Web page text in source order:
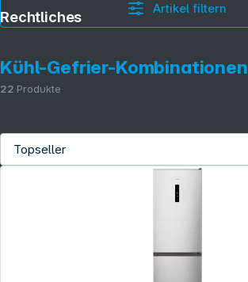
Artikel filtern
Kühl-Gefrier-Kombinationen
22 Produkte
Rechtliches